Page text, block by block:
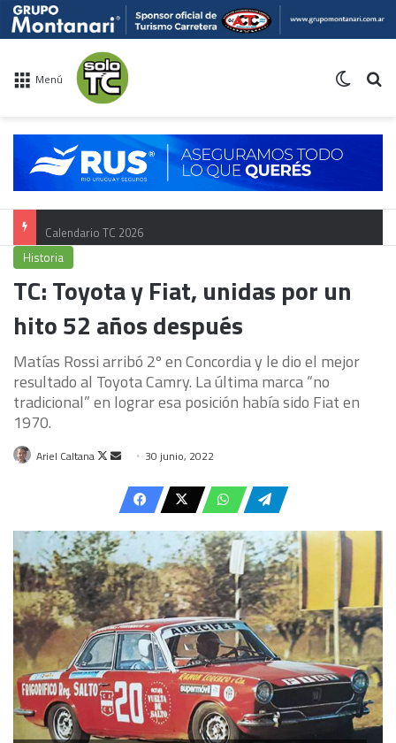
Menú
Calendario TC 2026
Historia
TC: Toyota y Fiat, unidas por un
hito 52 años después
Matías Rossi arribó 2º en Concordia y le dio el mejor
resultado al Toyota Camry. La última marca “no
tradicional” en lograr esa posición había sido Fiat en
1970.
Ariel Caltana
Follow
Send
email
30 junio, 2022